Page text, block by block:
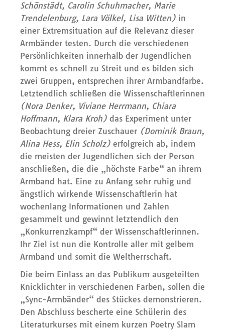
Schönstädt, Carolin Schuhmacher, Marie
Trendelenburg, Lara Völkel, Lisa Witten) in
einer Extremsituation auf die Relevanz dieser
Armbänder testen. Durch die verschiedenen
Persönlichkeiten innerhalb der Jugendlichen
kommt es schnell zu Streit und es bilden sich
zwei Gruppen, entsprechen ihrer Armbandfarbe.
Letztendlich schließen die Wissenschaftlerinnen
(Nora Denker, Viviane Herrmann, Chiara
Hoffmann, Klara Kroh) das Experiment unter
Beobachtung dreier Zuschauer (Dominik Braun,
Alina Hess, Elin Scholz) erfolgreich ab, indem
die meisten der Jugendlichen sich der Person
anschließen, die die „höchste Farbe“ an ihrem
Armband hat. Eine zu Anfang sehr ruhig und
ängstlich wirkende Wissenschaftlerin hat
wochenlang Informationen und Zahlen
gesammelt und gewinnt letztendlich den
„Konkurrenzkampf“ der Wissenschaftlerinnen.
Ihr Ziel ist nun die Kontrolle aller mit gelbem
Armband und somit die Weltherrschaft.
Die beim Einlass an das Publikum ausgeteilten
Knicklichter in verschiedenen Farben, sollen die
„Sync-Armbänder“ des Stückes demonstrieren.
Den Abschluss bescherte eine Schülerin des
Literaturkurses mit einem kurzen Poetry Slam